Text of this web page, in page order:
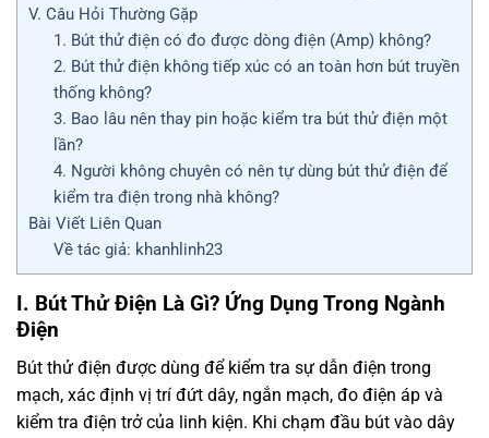
V. Câu Hỏi Thường Gặp
1. Bút thử điện có đo được dòng điện (Amp) không?
2. Bút thử điện không tiếp xúc có an toàn hơn bút truyền
thống không?
3. Bao lâu nên thay pin hoặc kiểm tra bút thử điện một
lần?
4. Người không chuyên có nên tự dùng bút thử điện để
kiểm tra điện trong nhà không?
Bài Viết Liên Quan
Về tác giả: khanhlinh23
I. Bút Thử Điện Là Gì? Ứng Dụng Trong Ngành
Điện
Bút thử điện được dùng để kiểm tra sự dẫn điện trong
mạch, xác định vị trí đứt dây, ngắn mạch, đo điện áp và
kiểm tra điện trở của linh kiện. Khi chạm đầu bút vào dây